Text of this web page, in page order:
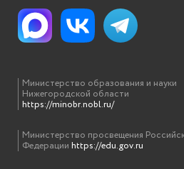
Министерство образования и науки
Нижегородской области
https://minobr.nobl.ru/
Министерство просвещения
Федерации https://edu.gov.ru